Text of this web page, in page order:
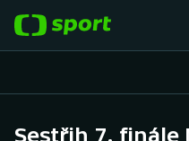
Sestřih 7. finále